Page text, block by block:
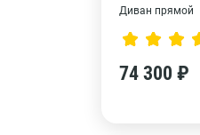
Диван прямой
74 300 ₽